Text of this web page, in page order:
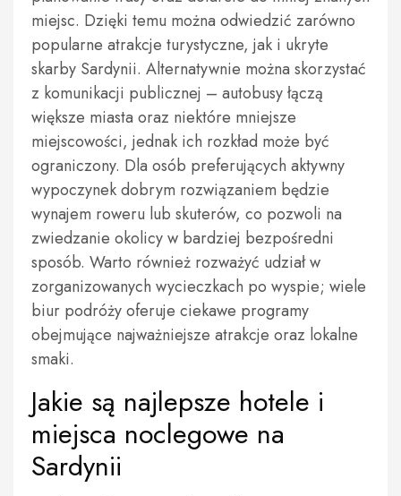
miejsc. Dzięki temu można odwiedzić zarówno
popularne atrakcje turystyczne, jak i ukryte
skarby Sardynii. Alternatywnie można skorzystać
z komunikacji publicznej – autobusy łączą
większe miasta oraz niektóre mniejsze
miejscowości, jednak ich rozkład może być
ograniczony. Dla osób preferujących aktywny
wypoczynek dobrym rozwiązaniem będzie
wynajem roweru lub skuterów, co pozwoli na
zwiedzanie okolicy w bardziej bezpośredni
sposób. Warto również rozważyć udział w
zorganizowanych wycieczkach po wyspie; wiele
biur podróży oferuje ciekawe programy
obejmujące najważniejsze atrakcje oraz lokalne
smaki.
Jakie są najlepsze hotele i
miejsca noclegowe na
Sardynii